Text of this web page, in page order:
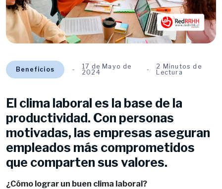
Beneficios
17 de Mayo de
2024
2 Minutos de
Lectura
El clima laboral es la base de la
productividad. Con personas
motivadas, las empresas aseguran
empleados más comprometidos
que comparten sus valores.
¿Cómo lograr un buen clima laboral?